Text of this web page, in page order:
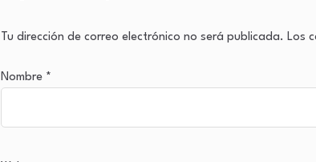
Tu dirección de correo electrónico no será publicada. Los
Nombre *